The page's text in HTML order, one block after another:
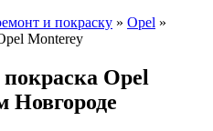
и покраску » Opel »
Monterey
Opel